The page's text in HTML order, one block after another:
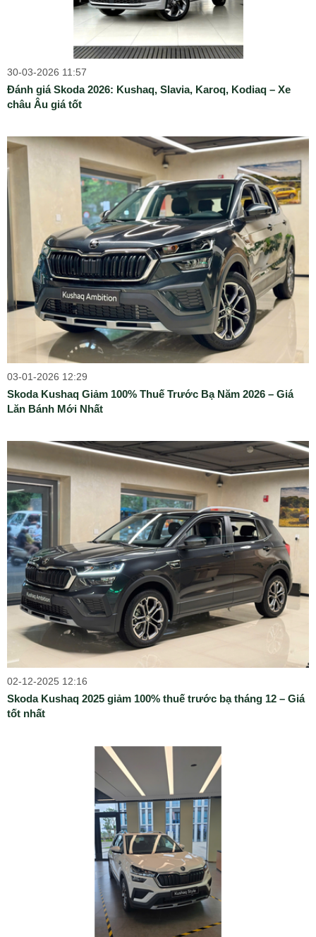
30-03-2026 11:57
Đánh giá Skoda 2026: Kushaq, Slavia, Karoq, Kodiaq – Xe
châu Âu giá tốt
03-01-2026 12:29
Skoda Kushaq Giảm 100% Thuế Trước Bạ Năm 2026 – Giá
Lăn Bánh Mới Nhất
02-12-2025 12:16
Skoda Kushaq 2025 giảm 100% thuế trước bạ tháng 12 – Giá
tốt nhất